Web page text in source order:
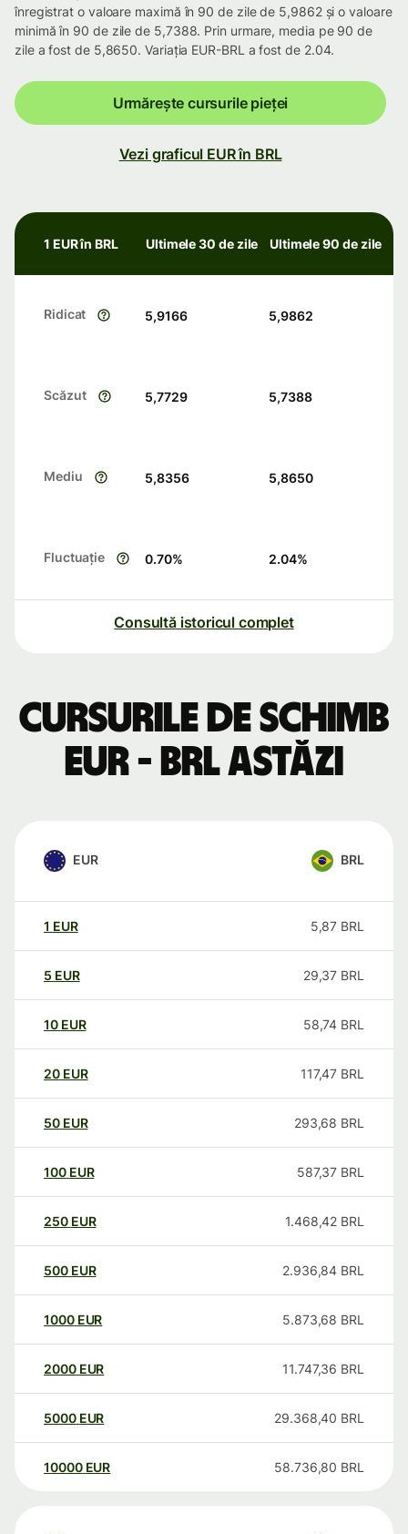
înregistrat o valoare maximă în 90 de zile de 5,9862 și o valoare
minimă în 90 de zile de 5,7388. Prin urmare, media pe 90 de
zile a fost de 5,8650. Variația EUR-BRL a fost de 2.04.
Urmărește cursurile pieței
Vezi graficul EUR în BRL
1 EUR în BRL Ultimele 30 de zile Ultimele 90 de zile
Ridicat 5,9166 5,9862
Scăzut 5,7729 5,7388
Mediu 5,8356 5,8650
Fluctuație 0.70% 2.04%
Consultă istoricul complet
Cursurile de schimb
EUR - BRL astăzi
EUR BRL
1 EUR 5,87 BRL
5 EUR 29,37 BRL
10 EUR 58,74 BRL
20 EUR 117,47 BRL
50 EUR 293,68 BRL
100 EUR 587,37 BRL
250 EUR 1.468,42 BRL
500 EUR 2.936,84 BRL
1000 EUR 5.873,68 BRL
2000 EUR 11.747,36 BRL
5000 EUR 29.368,40 BRL
10000 EUR 58.736,80 BRL